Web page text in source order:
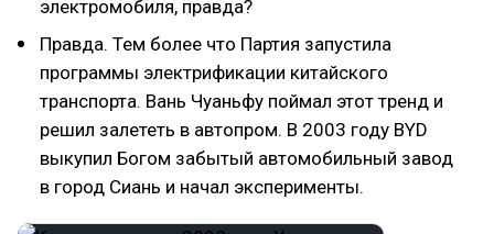
электромобиля, правда?
Правда. Тем более что Партия запустила
программы электрификации китайского
транспорта. Вань Чуаньфу поймал этот тренд и
решил залететь в автопром. В 2003 году BYD
выкупил Богом забытый автомобильный завод
в город Сиань и начал эксперименты.